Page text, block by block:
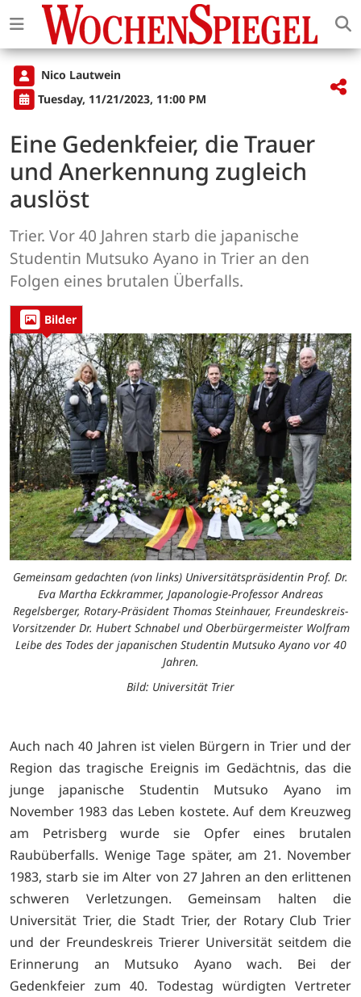
Nico Lautwein
Tuesday, 11/21/2023, 11:00 PM
Eine Gedenkfeier, die Trauer
und Anerkennung zugleich
auslöst
Trier. Vor 40 Jahren starb die japanische
Studentin Mutsuko Ayano in Trier an den
Folgen eines brutalen Überfalls.
Bilder
Gemeinsam gedachten (von links) Universitätspräsidentin Prof. Dr.
Eva Martha Eckkrammer, Japanologie-Professor Andreas
Regelsberger, Rotary-Präsident Thomas Steinhauer, Freundeskreis-
Vorsitzender Dr. Hubert Schnabel und Oberbürgermeister Wolfram
Leibe des Todes der japanischen Studentin Mutsuko Ayano vor 40
Jahren.
Bild: Universität Trier
Auch nach 40 Jahren ist vielen Bürgern in Trier und der
Region das tragische Ereignis im Gedächtnis, das die
junge japanische Studentin Mutsuko Ayano im
November 1983 das Leben kostete. Auf dem Kreuzweg
am Petrisberg wurde sie Opfer eines brutalen
Raubüberfalls. Wenige Tage später, am 21. November
1983, starb sie im Alter von 27 Jahren an den erlittenen
schweren Verletzungen. Gemeinsam halten die
Universität Trier, die Stadt Trier, der Rotary Club Trier
und der Freundeskreis Trierer Universität seitdem die
Erinnerung an Mutsuko Ayano wach. Bei der
Gedenkfeier zum 40. Todestag würdigten Vertreter